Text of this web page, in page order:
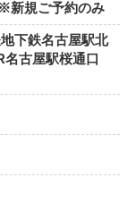
新規ご予約のみ
下鉄名古屋駅北
古屋駅桜通口